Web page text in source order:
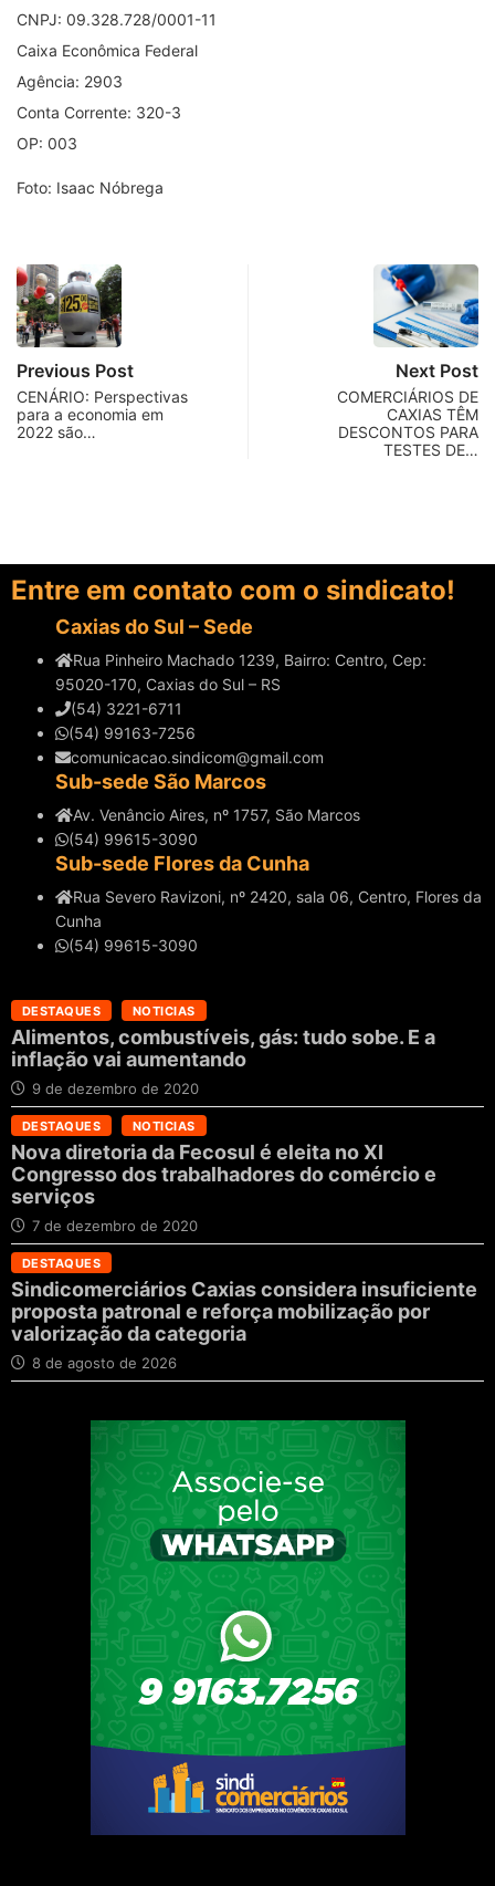
CNPJ: 09.328.728/0001-11
Caixa Econômica Federal
Agência: 2903
Conta Corrente: 320-3
OP: 003
Foto: Isaac Nóbrega
Previous Post
CENÁRIO: Perspectivas
para a economia em
2022 são…
Next Post
COMERCIÁRIOS DE
CAXIAS TÊM
DESCONTOS PARA
TESTES DE…
Entre em contato com o sindicato!
Caxias do Sul – Sede
Rua Pinheiro Machado 1239, Bairro: Centro, Cep:
95020-170, Caxias do Sul – RS
(54) 3221-6711
(54) 99163-7256
comunicacao.sindicom@gmail.com
Sub-sede São Marcos
Av. Venâncio Aires, nº 1757, São Marcos
(54) 99615-3090
Sub-sede Flores da Cunha
Rua Severo Ravizoni, nº 2420, sala 06, Centro, Flores da
Cunha
(54) 99615-3090
DESTAQUES NOTICIAS
Alimentos, combustíveis, gás: tudo sobe. E a
inflação vai aumentando
9 de dezembro de 2020
DESTAQUES NOTICIAS
Nova diretoria da Fecosul é eleita no XI
Congresso dos trabalhadores do comércio e
serviços
7 de dezembro de 2020
DESTAQUES
Sindicomerciários Caxias considera insuficiente
proposta patronal e reforça mobilização por
valorização da categoria
8 de agosto de 2026